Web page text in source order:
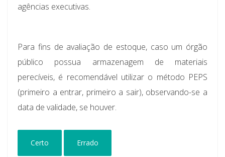
agências executivas.
Para fins de avaliação de estoque, caso um órgão
público possua armazenagem de materiais
perecíveis, é recomendável utilizar o método PEPS
(primeiro a entrar, primeiro a sair), observando-se a
data de validade, se houver.
Certo Errado